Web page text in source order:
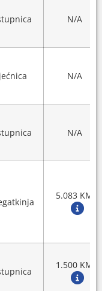
N/A
N/A
N/A
5.083 KM
1.500 KM